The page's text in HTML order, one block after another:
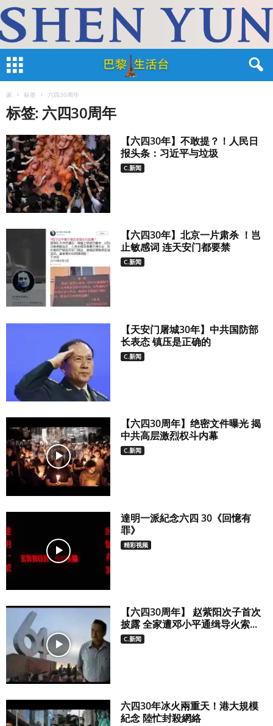
家 标签 六四30周年
标签: 六四30周年
【六四30年】不敢提？！人民日
报头条：习近平与垃圾
C.新闻
【六四30年】北京一片肃杀 ！岂
止敏感词 连天安门都要禁
C.新闻
【天安门屠城30年】中共国防部
长表态 镇压是正确的
C.新闻
【六四30周年】绝密文件曝光 揭
中共高层激烈权斗内幕
C.新闻
達明一派紀念六四 30《回憶有
罪》
精彩视频
【六四30周年】 赵紫阳次子首次
披露 全家遭邓小平通缉导火索...
C.新闻
六四30年冰火兩重天！港大規模
紀念 陸忙封殺網絡